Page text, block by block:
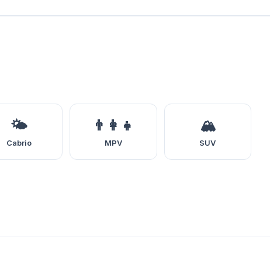
🌤️
Cabrio
👨‍👩‍👧
MPV
🏔️
SUV